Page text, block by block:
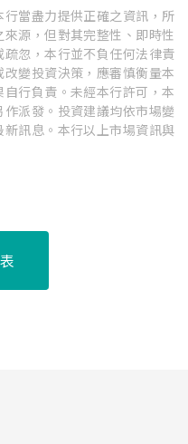
當盡力提供正確之資訊，所
源，但對其完整性、即時性
忽，本行並不負任何法律責
變投資決策，應審慎衡量本
行負責。未經本行許可，本
派發。投資建議均依市場變
訊息。本行以上市場資訊與